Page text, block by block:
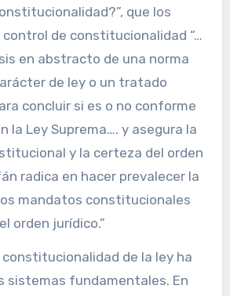
que los
control de constitucionalidad “…
en abstracto de una norma
de ley o un tratado
concluir si es o no conforme
la Ley Suprema…. y asegura la
y la certeza del orden
radica en hacer prevalecer la
mandatos constitucionales
orden jurídico.”
constitucionalidad de la ley ha
sistemas fundamentales. En